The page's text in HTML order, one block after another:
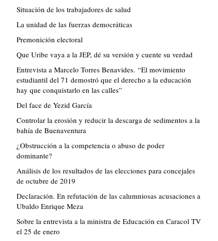
Situación de los trabajadores de salud
La unidad de las fuerzas democráticas
Premonición electoral
Que Uribe vaya a la JEP, dé su versión y cuente su verdad
Entrevista a Marcelo Torres Benavides. “El movimiento
estudiantil del 71 demostró que el derecho a la educación
hay que conquistarlo en las calles”
Del face de Yezid García
Controlar la erosión y reducir la descarga de sedimentos a la
bahía de Buenaventura
¿Obstrucción a la competencia o abuso de poder
dominante?
Análisis de los resultados de las elecciones para concejales
de octubre de 2019
Declaración. En refutación de las calumniosas acusaciones a
Ubaldo Enrique Meza
Sobre la entrevista a la ministra de Educación en Caracol TV
el 25 de enero